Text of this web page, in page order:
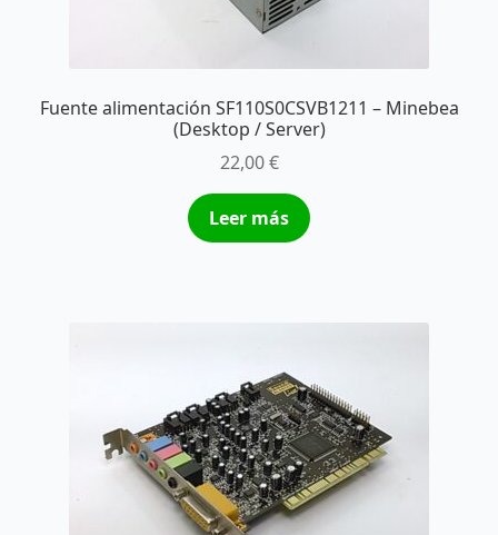
Fuente alimentación SF110S0CSVB1211 – Minebea
(Desktop / Server)
22,00€
Leer más